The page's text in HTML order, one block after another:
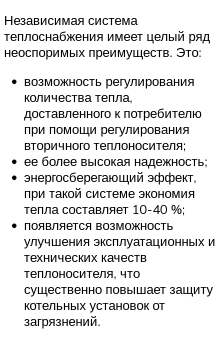
Независимая система
теплоснабжения имеет целый ряд
неоспоримых преимуществ. Это:
возможность регулирования
количества тепла,
доставленного к потребителю
при помощи регулирования
вторичного теплоносителя;
ее более высокая надежность;
энергосберегающий эффект,
при такой системе экономия
тепла составляет 10-40 %;
появляется возможность
улучшения эксплуатационных и
технических качеств
теплоносителя, что
существенно повышает защиту
котельных установок от
загрязнений.